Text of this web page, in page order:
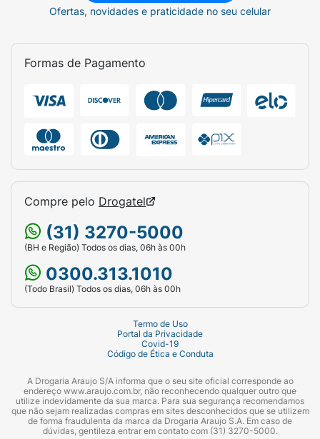
Glycerin, Limonene, Panthenol, Linalool,
Oil/Extract, Citrus Aurantium Peel Oil, BHT,
Pantolactone, Pinene, Citric Acid
Ofertas, novidades e praticidade no seu celular
Formas de Pagamento
Compre pelo Drogatel
(31) 3270-5000
(BH e Região) Todos os dias, 06h às 00h
0300.313.1010
(Todo Brasil) Todos os dias, 06h às 00h
Termo de Uso
Portal da Privacidade
Covid-19
Código de Ética e Conduta
A Drogaria Araujo S/A informa que o seu site oficial corresponde ao
endereço www.araujo.com.br, não reconhecendo qualquer outro que
utilize indevidamente da sua marca. Para sua segurança recomendamos
que não sejam realizadas compras em sites desconhecidos que se utilizem
de forma fraudulenta da marca da Drogaria Araujo S.A. Em caso de
dúvidas, gentileza entrar em contato com (31) 3270-5000.